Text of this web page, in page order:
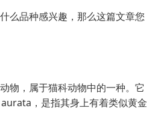
么品种感兴趣，那么这篇文章您
物，属于猫科动物中的一种。它
，是指其身上有着类似黄金